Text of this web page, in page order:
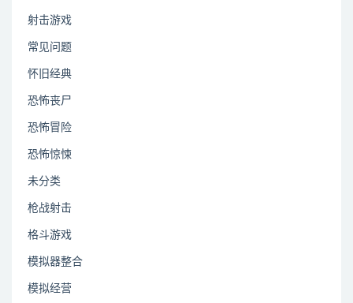
射击游戏
常见问题
怀旧经典
恐怖丧尸
恐怖冒险
恐怖惊悚
未分类
枪战射击
格斗游戏
模拟器整合
模拟经营